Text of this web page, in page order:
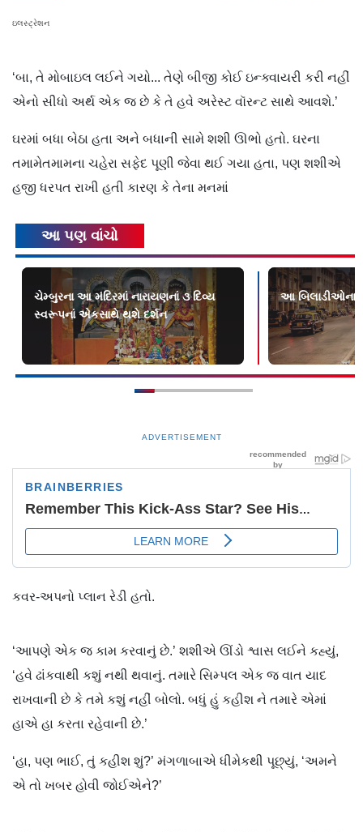
ઇલસ્ટ્રેશન
‘બા, તે મોબાઇલ લઈને ગયો... તેણે બીજી કોઈ ઇન્ક્વાયરી કરી નહીં
એનો સીધો અર્થ એક જ છે કે તે હવે અરેસ્ટ વૉરન્ટ સાથે આવશે.’
ઘરમાં બધા બેઠા હતા અને બધાની સામે શશી ઊભો હતો. ઘરના
તમામેતમામના ચહેરા સફેદ પૂણી જેવા થઈ ગયા હતા, પણ શશીએ
હજી ધરપત રાખી હતી કારણ કે તેના મનમાં
આ પણ વાંચો
ચેમ્બુરના આ મંદિરમાં નારાયણનાં ૩ દિવ્ય
સ્વરૂપનાં એકસાથે થશે દર્શન
આ બિલાડીઓના
ADVERTISEMENT
કવર-અપનો પ્લાન રેડી હતો.
‘આપણે એક જ કામ કરવાનું છે.’ શશીએ ઊંડો શ્વાસ લઈને કહ્યું,
‘હવે ઢાંકવાથી કશું નથી થવાનું. તમારે સિમ્પલ એક જ વાત યાદ
રાખવાની છે કે તમે કશું નહીં બોલો. બધું હું કહીશ ને તમારે એમાં
હાએ હા કરતા રહેવાની છે.’
‘હા, પણ ભાઈ, તું કહીશ શું?’ મંગળાબાએ ધીમેકથી પૂછ્યું, ‘અમને
એ તો ખબર હોવી જોઈએને?’